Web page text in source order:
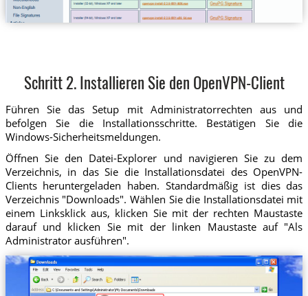
Schritt 2. Installieren Sie den OpenVPN-Client
Führen Sie das Setup mit Administratorrechten aus und
befolgen Sie die Installationsschritte. Bestätigen Sie die
Windows-Sicherheitsmeldungen.
Öffnen Sie den Datei-Explorer und navigieren Sie zu dem
Verzeichnis, in das Sie die Installationsdatei des OpenVPN-
Clients heruntergeladen haben. Standardmäßig ist dies das
Verzeichnis "Downloads". Wählen Sie die Installationsdatei mit
einem Linksklick aus, klicken Sie mit der rechten Maustaste
darauf und klicken Sie mit der linken Maustaste auf "Als
Administrator ausführen".